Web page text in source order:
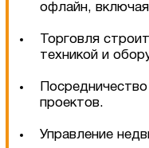
офлайн,
Торговля
техникой и
проектов.
Управление